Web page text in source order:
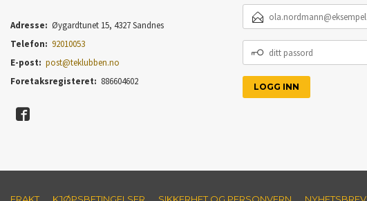
Adresse: Øygardtunet 15, 4327 Sandnes
Telefon: 92010053
E-post: post@teklubben.no
Foretaksregisteret: 886604602
POSTADRESSE
PASSORD